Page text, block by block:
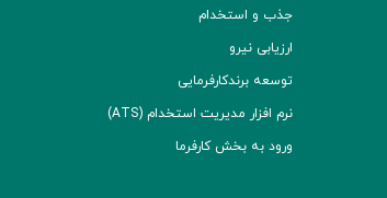
جذب و استخدام
ارزیابی نیرو
توسعه برند‌کارفرمایی
نرم افزار مدیریت استخدام (ATS)
ورود به بخش کارفرما